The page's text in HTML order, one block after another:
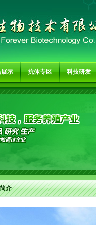
示 抗体专区 科技研发
介